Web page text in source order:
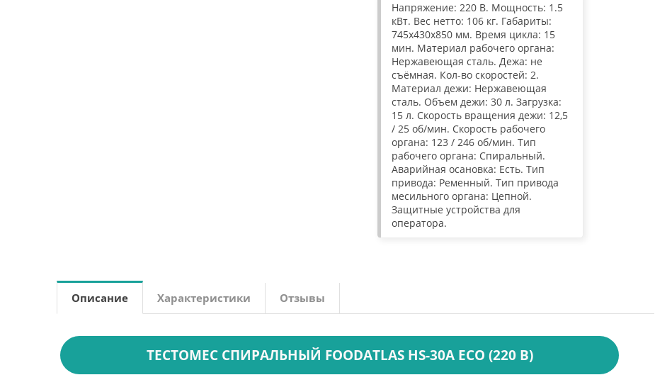
Напряжение: 220 В. Мощность: 1.5
кВт. Вес нетто: 106 кг. Габариты:
745x430x850 мм. Время цикла: 15
мин. Материал рабочего органа:
Нержавеющая сталь. Дежа: не
съёмная. Кол-во скоростей: 2.
Материал дежи: Нержавеющая
сталь. Объем дежи: 30 л. Загрузка:
15 л. Скорость вращения дежи: 12,5
/ 25 об/мин. Скорость рабочего
органа: 123 / 246 об/мин. Тип
рабочего органа: Спиральный.
Аварийная осановка: Есть. Тип
привода: Ременный. Тип привода
месильного органа: Цепной.
Защитные устройства для
оператора.
Описание Характеристики Отзывы
ТЕСТОМЕС СПИРАЛЬНЫЙ FOODATLAS HS-30A ECO (220 В)